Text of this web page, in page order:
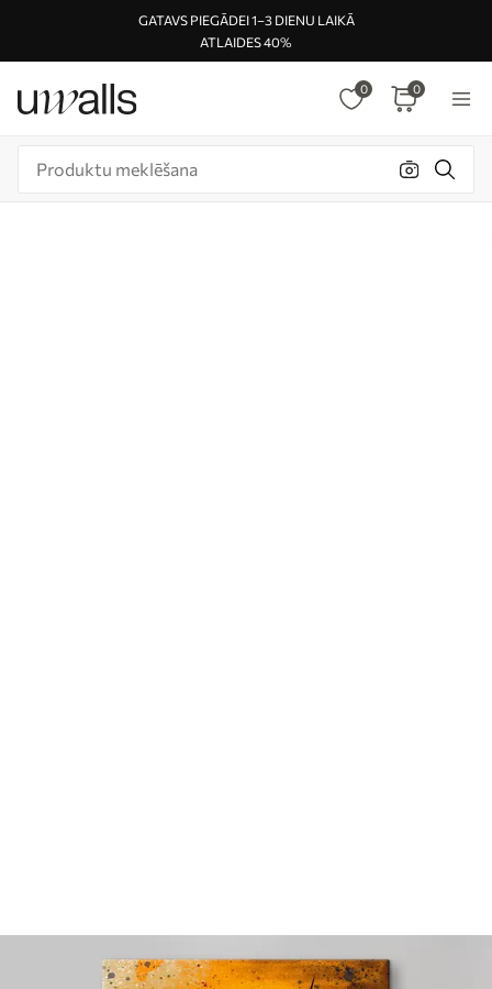
GATAVS PIEGĀDEI 1–3 DIENU LAIKĀ
ATLAIDES 40%
0 0